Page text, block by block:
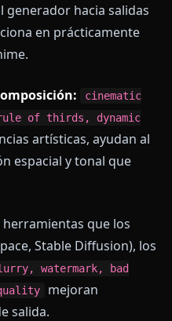
generador hacia salidas
en prácticamente
cinematic
of thirds, dynamic
artísticas, ayudan al
espacial y tonal que
herramientas que los
Stable Diffusion), los
watermark, bad
mejoran
salida.